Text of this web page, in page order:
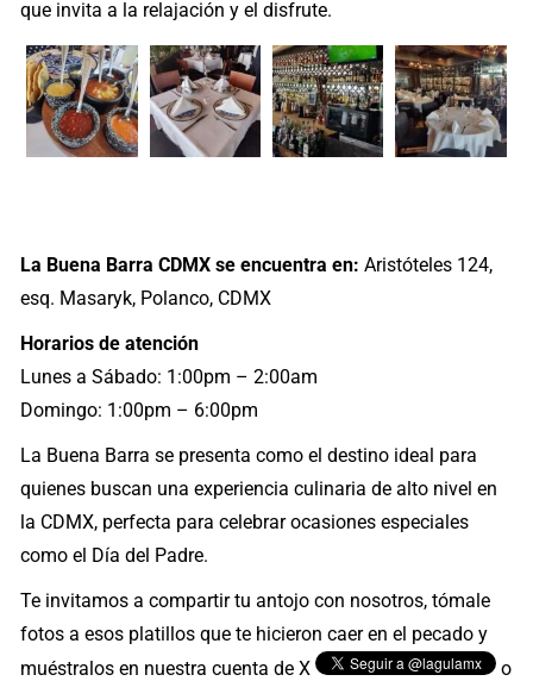
que invita a la relajación y el disfrute.
La Buena Barra CDMX se encuentra en: Aristóteles 124,
esq. Masaryk, Polanco, CDMX
Horarios de atención
Lunes a Sábado: 1:00pm – 2:00am
Domingo: 1:00pm – 6:00pm
La Buena Barra se presenta como el destino ideal para
quienes buscan una experiencia culinaria de alto nivel en
la CDMX, perfecta para celebrar ocasiones especiales
como el Día del Padre.
Te invitamos a compartir tu antojo con nosotros, tómale
fotos a esos platillos que te hicieron caer en el pecado y
muéstralos en nuestra cuenta de X
o